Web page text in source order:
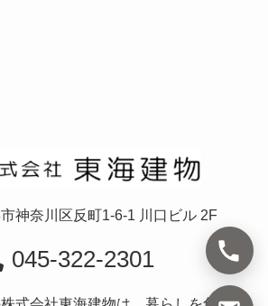
神奈川区反町1-6-1 川口ビル 2F
045-322-2301